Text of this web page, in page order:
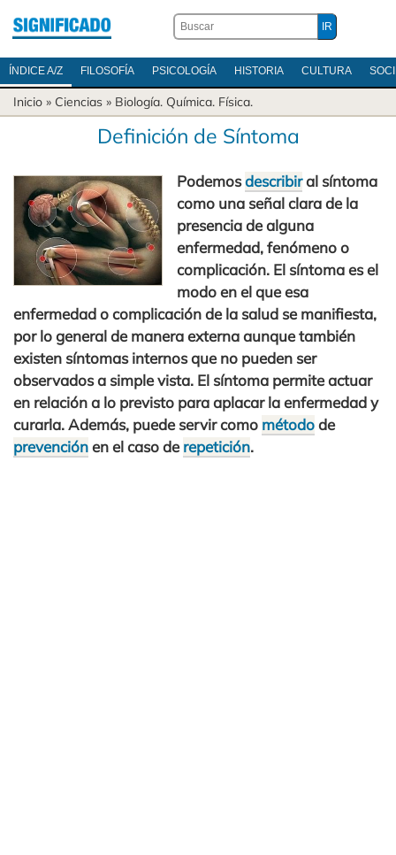
ÍNDICE A/Z FILOSOFÍA PSICOLOGÍA HISTORIA CULTURA
Inicio » Ciencias » Biología. Química. Física.
Definición de Síntoma
Podemosdescribiral síntoma
como una señal clara de la
presencia de alguna
enfermedad, fenómeno o
complicación. El síntoma es el
modo en el que esa
enfermedad o complicación de la salud se manifiesta,
por lo general de manera externa aunque también
existen síntomas internos que no pueden ser
observados a simple vista. El síntoma permite actuar
en relación a lo previsto para aplacar la enfermedad y
curarla. Además, puede servir como métodode
prevenciónen el caso derepetición.